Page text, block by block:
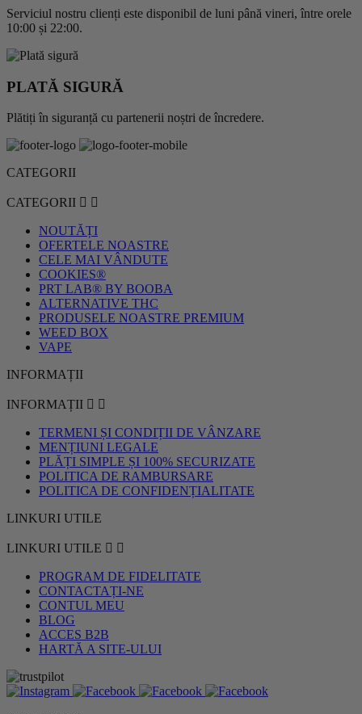
Serviciul nostru clienți este disponibil de luni până vineri, între orele
10:00 și 22:00.
PLATĂ SIGURĂ
Plătiți în siguranță cu partenerii noștri de încredere.
CATEGORII
CATEGORII  
NOUTĂȚI
OFERTELE NOASTRE
CELE MAI VÂNDUTE
COOKIES®
PRT LAB® BY BOOBA
ALTERNATIVE THC
PRODUSELE NOASTRE PREMIUM
WEED BOX
VAPE
INFORMAȚII
INFORMAȚII  
TERMENI ȘI CONDIȚII DE VÂNZARE
MENȚIUNI LEGALE
PLĂȚI SIMPLE ȘI 100% SECURIZATE
POLITICA DE RAMBURSARE
POLITICA DE CONFIDENȚIALITATE
LINKURI UTILE
LINKURI UTILE  
PROGRAM DE FIDELITATE
CONTACTAȚI-NE
CONTUL MEU
BLOG
ACCES B2B
HARTĂ A SITE-ULUI